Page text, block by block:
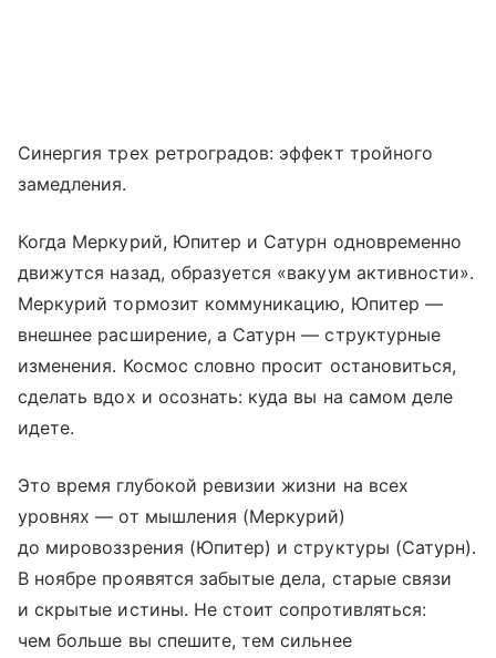
Синергия трех ретроградов: эффект тройного
замедления.
Когда Меркурий, Юпитер и Сатурн одновременно
движутся назад, образуется «вакуум активности».
Меркурий тормозит коммуникацию, Юпитер —
внешнее расширение, а Сатурн — структурные
изменения. Космос словно просит остановиться,
сделать вдох и осознать: куда вы на самом деле
идете.
Это время глубокой ревизии жизни на всех
уровнях — от мышления (Меркурий)
до мировоззрения (Юпитер) и структуры (Сатурн).
В ноябре проявятся забытые дела, старые связи
и скрытые истины. Не стоит сопротивляться:
чем больше вы спешите, тем сильнее